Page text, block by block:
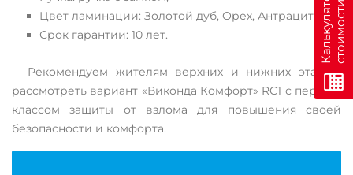
Цвет ламинации: Золотой дуб, Орех, Антрацит;
Срок гарантии: 10 лет.
Рекомендуем жителям верхних и нижних этажей
рассмотреть вариант «Виконда Комфорт» RC1 с первым
классом защиты от взлома для повышения своей
безопасности и комфорта.
К
а
л
ь
к
у
л
я
т
о
р
с
т
о
и
м
о
с
т
и
о
н
л
а
й